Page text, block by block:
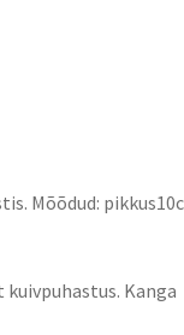
Mõõdud:
Kanga